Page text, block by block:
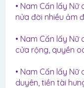
• Nam Cấn lấy Nữ
nửa đời nhiều ảm
• Nam Cấn lấy Nữ
cửa rộng, quyền
• Nam Cấn lấy
duyên, tiền tài